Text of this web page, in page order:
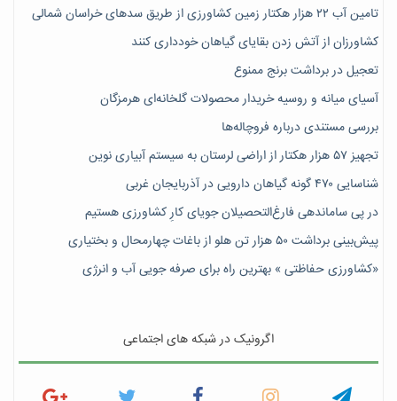
تامین آب ۲۲ هزار هکتار زمین کشاورزی از طریق سدهای خراسان شمالی
کشاورزان از آتش زدن بقایای گیاهان خودداری کنند
تعجیل در برداشت برنج ممنوع
آسیای میانه و روسیه خریدار محصولات گلخانه‌ای هرمزگان
بررسی مستندی درباره فروچاله‌ها
تجهیز ۵۷ هزار هکتار از اراضی لرستان به سیستم آبیاری نوین
شناسایی ۴۷٠ گونه گیاهان دارویی در آذربایجان غربی
در پی ساماندهی فارغ‌التحصیلان جویای کارِ کشاورزی هستیم
پیش‎‌بینی برداشت ۵۰ هزار تن هلو از باغات چهارمحال و بختیاری
«کشاورزی حفاظتی » بهترین راه برای صرفه جویی آب و انرژی
اگرونیک در شبکه های اجتماعی